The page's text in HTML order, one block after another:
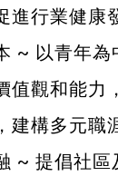
目
進行業健康
~ 以青年
值觀和能力
建構多元職
~ 提倡社